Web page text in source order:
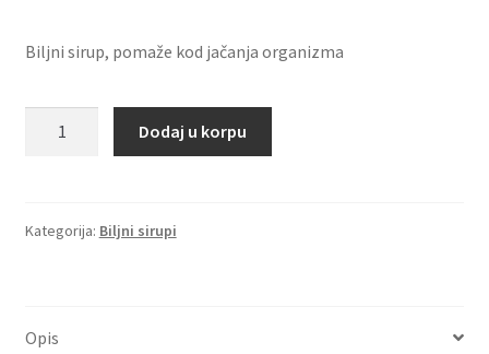
Biljni sirup, pomaže kod jačanja organizma
kod
Dodaj u korpu
Kategorija: Biljni sirupi
Opis